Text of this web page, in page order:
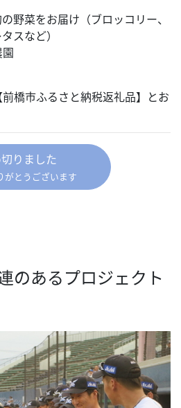
野菜をお届け（ブロッコリー、
スなど）
橋市ふるさと納税返礼品】とお
りました
がとうございます
のあるプロジェクト